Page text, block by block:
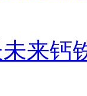
来钙